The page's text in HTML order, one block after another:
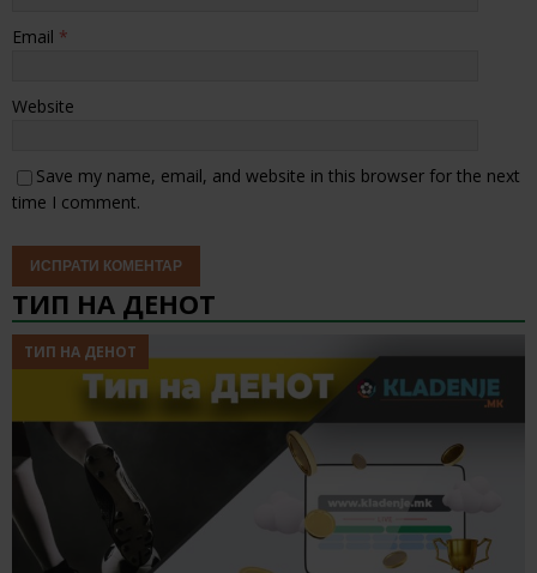
Email *
Website
Save my name, email, and website in this browser for the next
time I comment.
ТИП НА ДЕНОТ
ТИП НА ДЕНОТ